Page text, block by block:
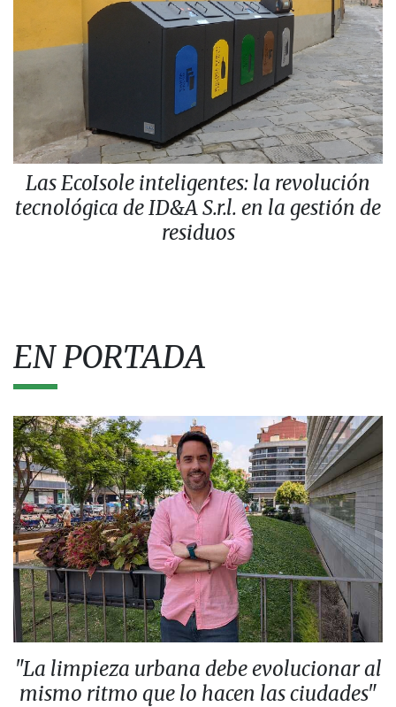
Las EcoIsole inteligentes: la revolución
tecnológica de ID&A S.r.l. en la gestión de
residuos
EN PORTADA
"La limpieza urbana debe evolucionar al
mismo ritmo que lo hacen las ciudades"